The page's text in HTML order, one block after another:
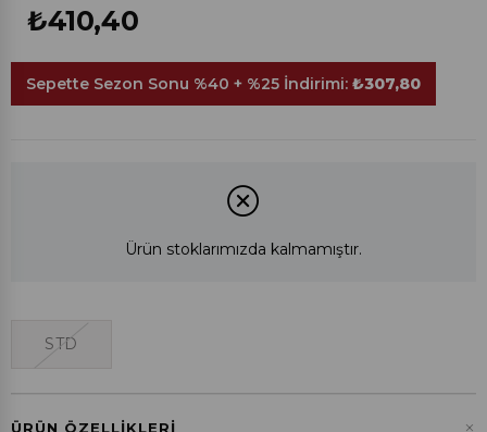
₺410,40
Sepette Sezon Sonu %40 + %25 İndirimi: ₺307,80
Ürün stoklarımızda kalmamıştır.
STD
ÜRÜN ÖZELLIKLERI